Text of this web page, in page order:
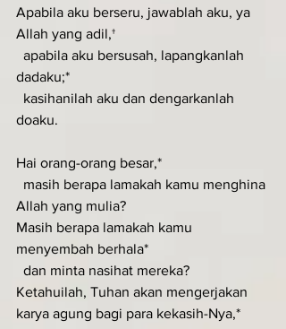
Apabila aku berseru, jawablah aku, ya
Allah yang adil,†
dadaku;*
doaku.
Hai orang-orang besar,*
Allah yang mulia?
Masih berapa lamakah kamu
menyembah berhala*
  dan minta nasihat mereka?
Ketahuilah, Tuhan akan mengerjakan
karya agung bagi para kekasih-Nya,*